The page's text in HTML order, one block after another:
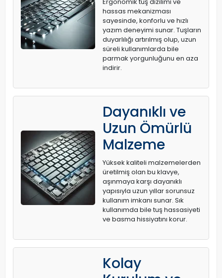
hassas mekanizması
sayesinde, konforlu ve hızlı
yazım deneyimi sunar. Tuşların
duyarlılığı artırılmış olup, uzun
süreli kullanımlarda bile
parmak yorgunluğunu en aza
indirir.
Dayanıklı ve
Uzun Ömürlü
Malzeme
Yüksek kaliteli malzemelerden
üretilmiş olan bu klavye,
aşınmaya karşı dayanıklı
yapısıyla uzun yıllar sorunsuz
kullanım imkanı sunar. Sık
kullanımda bile tuş hassasiyeti
ve basma hissiyatını korur.
Kolay